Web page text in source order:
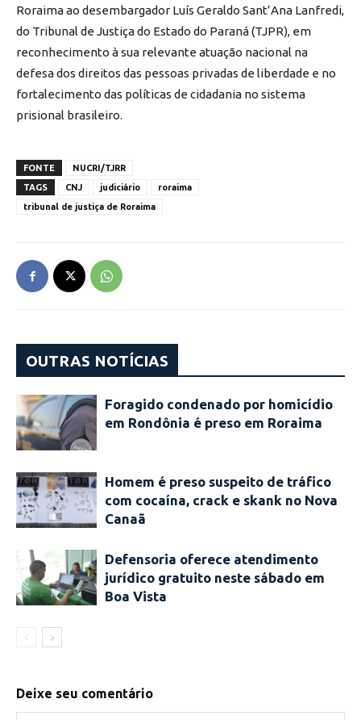
Roraima ao desembargador Luís Geraldo Sant’Ana Lanfredi,
do Tribunal de Justiça do Estado do Paraná (TJPR), em
reconhecimento à sua relevante atuação nacional na
defesa dos direitos das pessoas privadas de liberdade e no
fortalecimento das políticas de cidadania no sistema
prisional brasileiro.
FONTE
NUCRI/TJRR
TAGS
CNJ judiciário
roraima
tribunal de justiça de Roraima
OUTRAS NOTÍCIAS
Foragido condenado por homicídio
em Rondônia é preso em Roraima
Homem é preso suspeito de tráfico
com cocaína, crack e skank no Nova
Canaã
Defensoria oferece atendimento
jurídico gratuito neste sábado em
Boa Vista
Deixe seu comentário